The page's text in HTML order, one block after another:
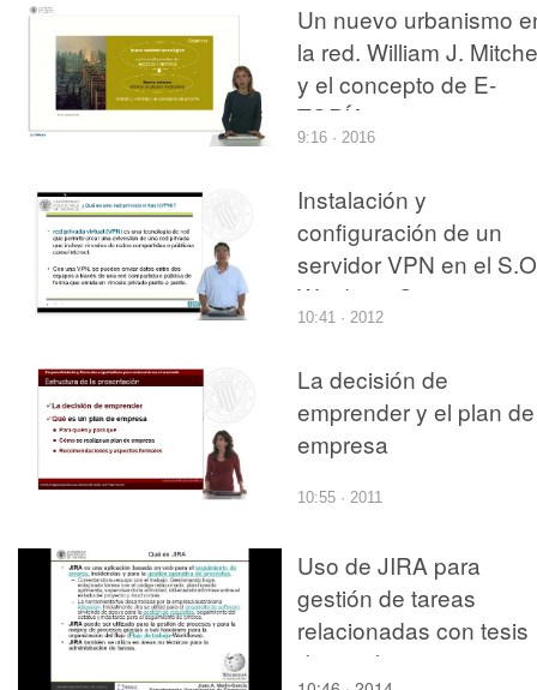
Un nuevo urbanismo
la red. William J.
y el concepto de E-
TOPÍA
9:16 · 2016
Instalación y
configuración de un
servidor VPN en el
Windows Server 2008
10:41 · 2012
La decisión de
emprender y el plan de
empresa
10:55 · 2011
Uso de JIRA para
gestión de tareas
relacionadas con tesis
doctorales